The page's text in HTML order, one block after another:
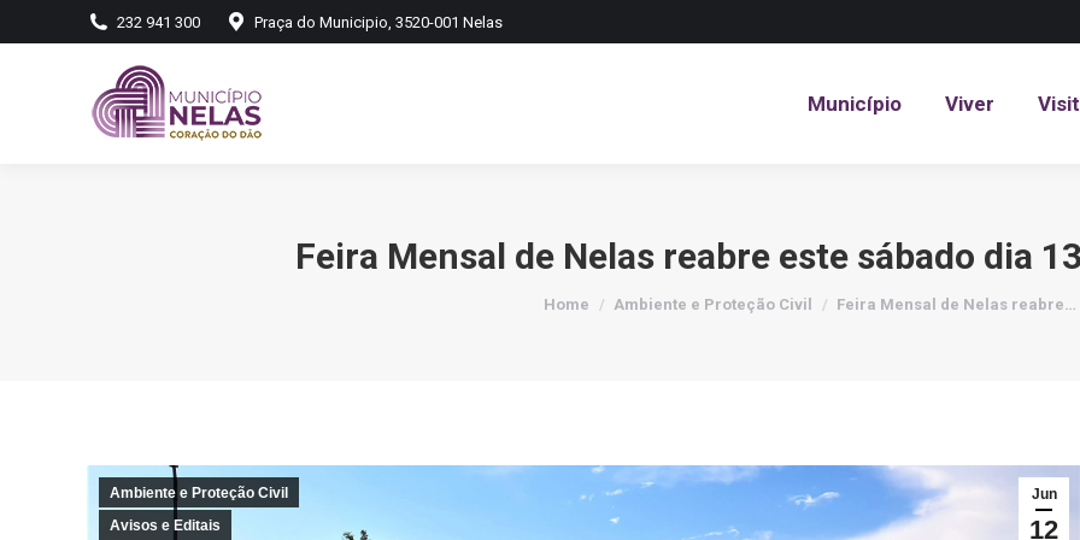
232 941 300 Praça do Municipio, 3520-001 Nelas
Município Viver
Feira Mensal de Nelas reabre este sábado dia
You are here:
Home Ambiente e Proteção Civil Feira Mensal de Nelas reabre…
Jun
12
Ambiente e Proteção Civil
Avisos e Editais
Município Viver